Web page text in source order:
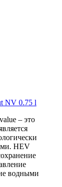
– это
HEV
водными